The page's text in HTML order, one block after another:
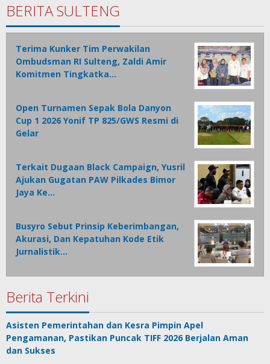
BERITA SULTENG
Terima Kunker Tim Perwakilan
Ombudsman RI Sulteng, Zaldi Amir
Komitmen Tingkatka…
Open Turnamen Sepak Bola Danyon
Cup 1 2026 Yonif TP 825/GWS Resmi di
Gelar
Terkait Dugaan Black Campaign, Yusril
Ajukan Gugatan PAW Pilkades Bimor
Jaya Ke…
Busyro Sebut Prinsip Keberimbangan,
Akurasi, Dan Kepatuhan Kode Etik
Jurnalistik…
Berita Terkini
Asisten Pemerintahan dan Kesra Pimpin Apel
Pengamanan, Pastikan Puncak TIFF 2026 Berjalan Aman
dan Sukses